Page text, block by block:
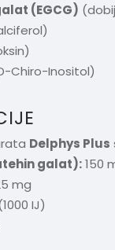
(EGCG)
Chiro-Inositol)
Delphys Plus
galat):150
mg
IJ)